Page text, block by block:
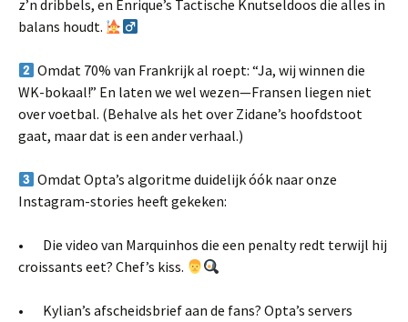
z’n dribbels, en Enrique’s Tactische Knutseldoos die alles in
balans houdt.
Omdat 70% van Frankrijk al roept: “Ja, wij winnen die
WK-bokaal!” En laten we wel wezen—Fransen liegen niet
over voetbal. (Behalve als het over Zidane’s hoofdstoot
gaat, maar dat is een ander verhaal.)
Omdat Opta’s algoritme duidelijk óók naar onze
Instagram-stories heeft gekeken:
• Die video van Marquinhos die een penalty redt terwijl hij
croissants eet? Chef’s kiss.
• Kylian’s afscheidsbrief aan de fans? Opta’s servers